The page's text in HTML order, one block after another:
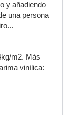
y añadiendo
una persona
m2. Más
vinílica: